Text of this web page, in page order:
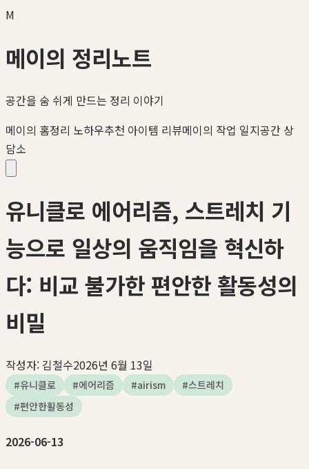
M
메이의 정리노트
공간을 숨 쉬게 만드는 정리 이야기
메이의 홈정리 노하우추천 아이템 리뷰메이의 작업 일지공간 상
담소
유니클로 에어리즘, 스트레치 기
능으로 일상의 움직임을 혁신하
다: 비교 불가한 편안한 활동성의
비밀
작성자:김철수2026년 6월 13일
#유니클로 #에어리즘 #airism #스트레치
#편안한활동성
2026-06-13